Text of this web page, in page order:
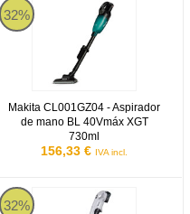
32%
Makita CL001GZ04 - Aspirador
de mano BL 40Vmáx XGT
730ml
156,33 € IVA incl.
32%
CL004GZ - Aspirador de